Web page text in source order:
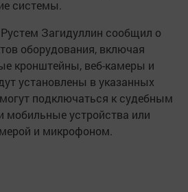
системы.
Загидуллин сообщил о
оборудования, включая
кронштейны, веб-камеры и
установлены в указанных
подключаться к судебным
мобильные устройства или
и микрофоном.